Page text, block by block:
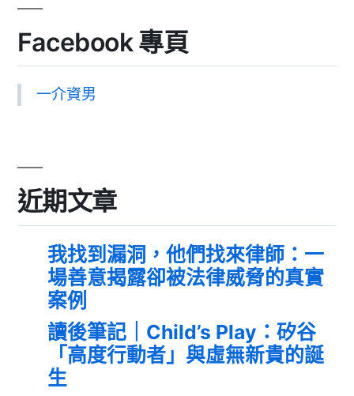
Facebook 專頁
一介資男
近期文章
我找到漏洞，他們找來律師：一
場善意揭露卻被法律威脅的真實
案例
讀後筆記｜Child’s Play：矽谷
「高度行動者」與虛無新貴的誕
生